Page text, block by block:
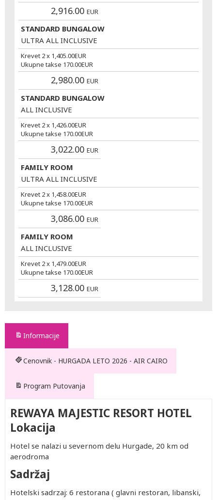
2,916.00 EUR
STANDARD BUNGALOW
ULTRA ALL INCLUSIVE
Krevet 2 x 1,405.00EUR
Ukupne takse 170.00EUR
2,980.00 EUR
STANDARD BUNGALOW
ALL INCLUSIVE
Krevet 2 x 1,426.00EUR
Ukupne takse 170.00EUR
3,022.00 EUR
FAMILY ROOM
ULTRA ALL INCLUSIVE
Krevet 2 x 1,458.00EUR
Ukupne takse 170.00EUR
3,086.00 EUR
FAMILY ROOM
ALL INCLUSIVE
Krevet 2 x 1,479.00EUR
Ukupne takse 170.00EUR
3,128.00 EUR
Informacije
Cenovnik - HURGADA LETO 2026 - AIR CAIRO
Program Putovanja
REWAYA MAJESTIC RESORT HOTEL
Lokacija
Hotel se nalazi u severnom delu Hurgade, 20 km od
aerodroma
Sadržaj
Hotelski sadrzaj: 6 restorana ( glavni restoran, libanski,